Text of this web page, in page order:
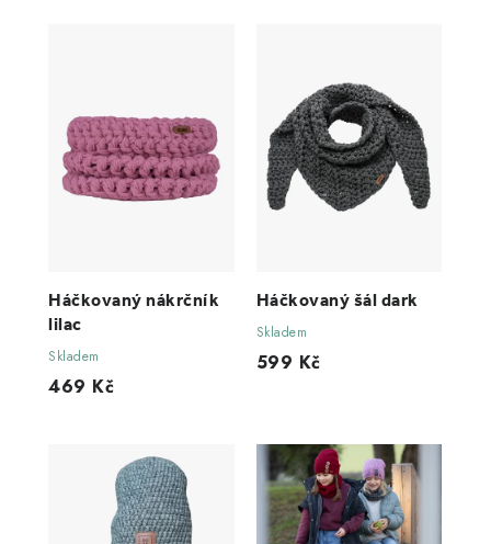
Háčkovaný nákrčník
lilac
Skladem
469 Kč
Háčkovaný šál dark
Skladem
599 Kč